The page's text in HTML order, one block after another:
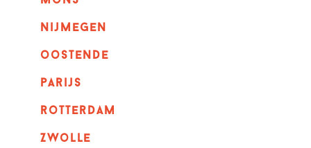
nijmegen
oostende
parijs
rotterdam
Zwolle